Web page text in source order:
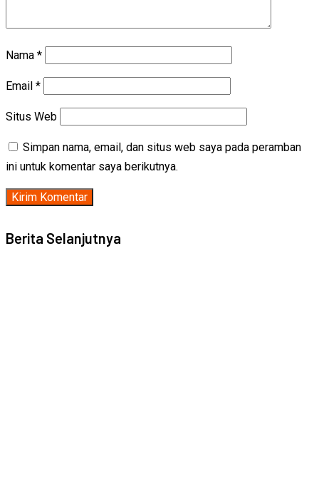
Nama *
Email *
Situs Web
Simpan nama, email, dan situs web saya pada peramban
ini untuk komentar saya berikutnya.
Berita Selanjutnya